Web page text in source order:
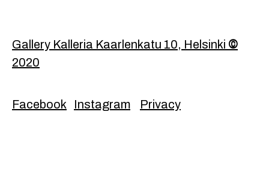
Footer
Gallery Kalleria Kaarlenkatu 10, Helsinki ©
2020
Facebook Instagram Privacy